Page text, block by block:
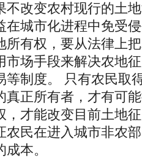
不改变农村现行的土
在城市化进程中免受
所有权，要从法律上
市场手段来解决农地
等制度。 只有农民取
真正所有者，才有可
，才能改变目前土地
农民在进入城市非农
本。